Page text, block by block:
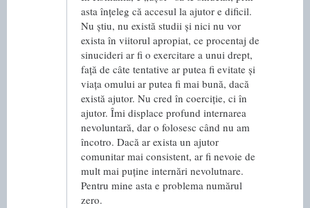
asta înțeleg că accesul la ajutor e dificil.
Nu știu, nu există studii și nici nu vor
exista în viitorul apropiat, ce procentaj de
sinucideri ar fi o exercitare a unui drept,
față de câte tentative ar putea fi evitate și
viața omului ar putea fi mai bună, dacă
există ajutor. Nu cred în coerciție, ci în
ajutor. Îmi displace profund internarea
nevoluntară, dar o folosesc când nu am
încotro. Dacă ar exista un ajutor
comunitar mai consistent, ar fi nevoie de
mult mai puține internări nevolutnare.
Pentru mine asta e problema numărul
zero.